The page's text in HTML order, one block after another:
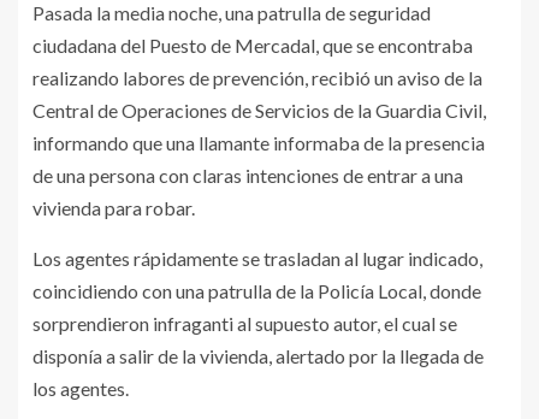
Pasada la media noche, una patrulla de seguridad
ciudadana del Puesto de Mercadal, que se encontraba
realizando labores de prevención, recibió un aviso de la
Central de Operaciones de Servicios de la Guardia Civil,
informando que una llamante informaba de la presencia
de una persona con claras intenciones de entrar a una
vivienda para robar.
Los agentes rápidamente se trasladan al lugar indicado,
coincidiendo con una patrulla de la Policía Local, donde
sorprendieron infraganti al supuesto autor, el cual se
disponía a salir de la vivienda, alertado por la llegada de
los agentes.